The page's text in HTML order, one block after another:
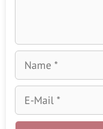
Name
Mail